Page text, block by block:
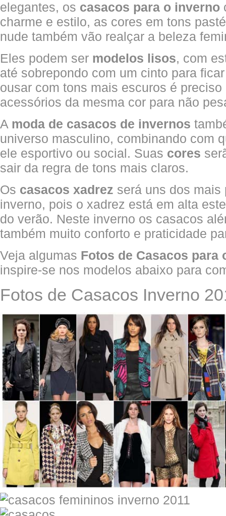
elegantes, os casacos para o inverno
charme e estilo, as cores em tons
nude também vão realçar a beleza
Eles podem ser modelos lisos, com
até sobrepondo com um cinto para
ousar com tons mais escuros é
acessórios da mesma cor para não
A moda de casacos de invernos
universo masculino, combinando com
ele esportivo ou social. Suas cores
sair da regra de tons mais claros.
Os casacos xadrez será uns dos mais
inverno, pois o xadrez está em alta
do verão. Neste inverno os casacos
também muito conforto e praticidade
Veja algumas Fotos de Casacos para
inspire-se nos modelos abaixo para
Fotos de Casacos Inverno